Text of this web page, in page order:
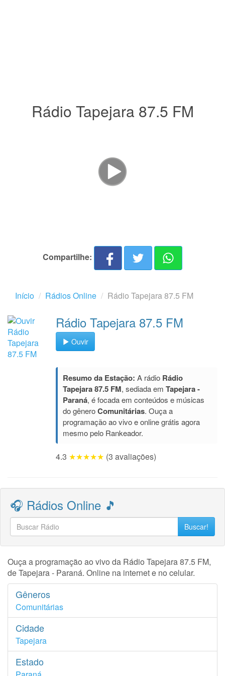
Rádio Tapejara 87.5 FM
Compartilhe:
Início Rádios Online Rádio Tapejara 87.5 FM
Rádio Tapejara 87.5 FM
Ouvir
Resumo da Estação: A rádio Rádio
Tapejara 87.5 FM, sediada em Tapejara -
Paraná, é focada em conteúdos e músicas
do gêneroComunitárias. Ouça a
programação ao vivo e online grátis agora
mesmo pelo Rankeador.
4.3 ★★★★★ (3 avaliações)
🎧 Rádios Online 🎵
Buscar!
Ouça a programação ao vivo da Rádio Tapejara 87.5 FM,
de Tapejara - Paraná. Online na internet e no celular.
Gêneros
Comunitárias
Cidade
Tapejara
Estado